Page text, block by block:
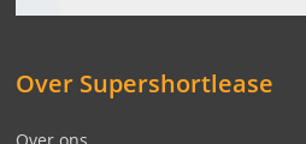
Over Supershortlease